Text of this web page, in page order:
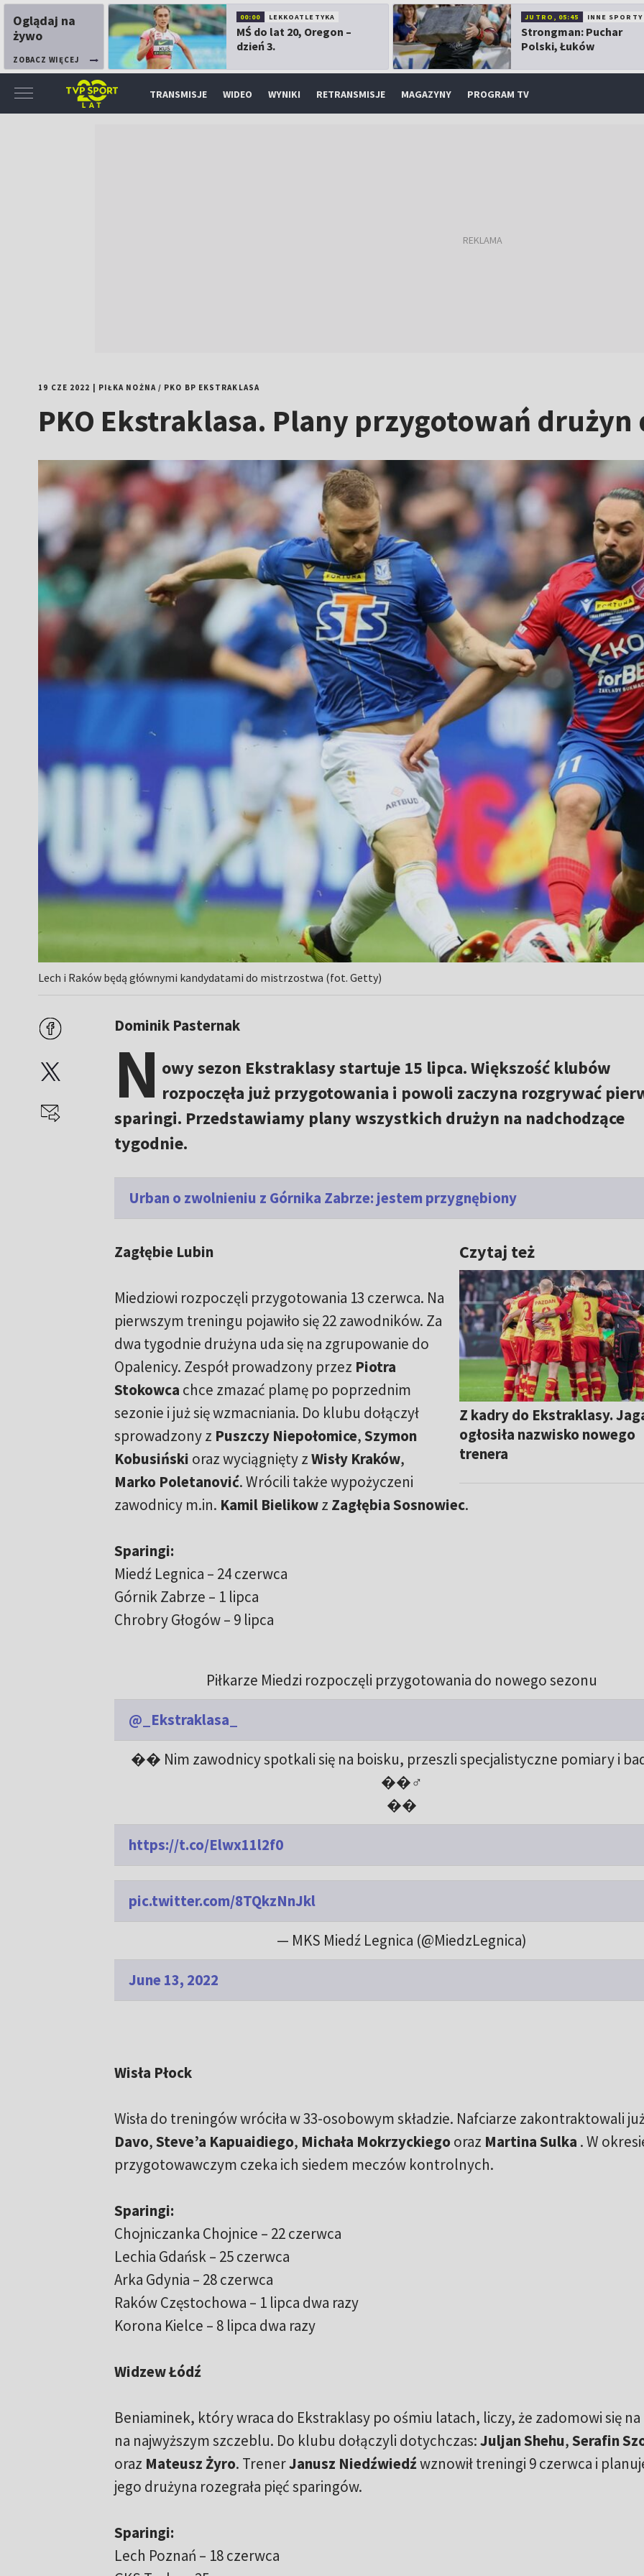
Oglądaj na
żywo
ZOBACZ WIĘCEJ
00:00 LEKKOATLETYKA
MŚ do lat 20, Oregon –
dzień 3.
JUTRO, 05:45 INNE SPORTY
Strongman: Puchar
Polski, Łuków
TRANSMISJE WIDEO WYNIKI RETRANSMISJE MAGAZYNY PROGRAM TV
19 CZE 2022 PIŁKA NOŻNA/ PKO BP EKSTRAKLASA
PKO Ekstraklasa. Plany przygotowań drużyn
Lech i Raków będą głównymi kandydatami do mistrzostwa (fot. Getty)
Dominik Pasternak
N owy sezon Ekstraklasy startuje 15 lipca. Większość klubów
rozpoczęła już przygotowania i powoli zaczyna rozgrywać
sparingi. Przedstawiamy plany wszystkich drużyn na nadchodzące
tygodnie.
Urban o zwolnieniu z Górnika Zabrze: jestem przygnębiony
Czytaj też
Z kadry do Ekstraklasy.
ogłosiła nazwisko nowego
trenera
Zagłębie Lubin
Miedziowi rozpoczęli przygotowania 13 czerwca. Na
pierwszym treningu pojawiło się 22 zawodników. Za
dwa tygodnie drużyna uda się na zgrupowanie do
Opalenicy. Zespół prowadzony przez Piotra
Stokowca chce zmazać plamę po poprzednim
sezonie i już się wzmacniania. Do klubu dołączył
sprowadzony z Puszczy Niepołomice,Szymon
Kobusiński oraz wyciągnięty zWisły Kraków,
Marko Poletanović. Wrócili także wypożyczeni
zawodnicy m.in. Kamil Bielikowz Zagłębia Sosnowiec.
Sparingi:
Miedź Legnica – 24 czerwca
Górnik Zabrze – 1 lipca
Chrobry Głogów – 9 lipca
Piłkarze Miedzi rozpoczęli przygotowania do nowego sezonu
@_Ekstraklasa_
�� Nim zawodnicy spotkali się na boisku, przeszli specjalistyczne pomiary i
��‍♂️
��
https://t.co/Elwx11l2f0
pic.twitter.com/8TQkzNnJkl
— MKS Miedź Legnica (@MiedzLegnica)
June 13, 2022
Wisła Płock
Wisła do treningów wróciła w 33-osobowym składzie. Nafciarze zakontraktowali
Davo,Steve’a Kapuaidiego, Michała Mokrzyckiego oraz Martina Sulka . W
przygotowawczym czeka ich siedem meczów kontrolnych.
Sparingi:
Chojniczanka Chojnice – 22 czerwca
Lechia Gdańsk – 25 czerwca
Arka Gdynia – 28 czerwca
Raków Częstochowa – 1 lipca dwa razy
Korona Kielce – 8 lipca dwa razy
Widzew Łódź
Beniaminek, który wraca do Ekstraklasy po ośmiu latach, liczy, że zadomowi się na
na najwyższym szczeblu. Do klubu dołączyli dotychczas:Juljan Shehu,Serafin
oraz Mateusz Żyro. TrenerJanusz Niedźwiedźwznowił treningi 9 czerwca i
jego drużyna rozegrała pięć sparingów.
Sparingi:
Lech Poznań – 18 czerwca